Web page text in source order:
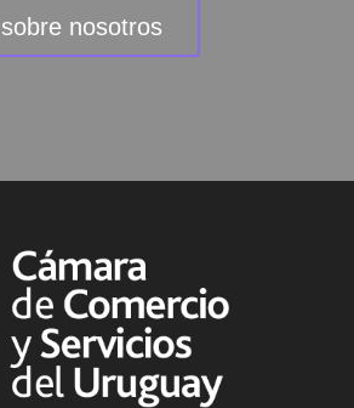
sobre nosotros